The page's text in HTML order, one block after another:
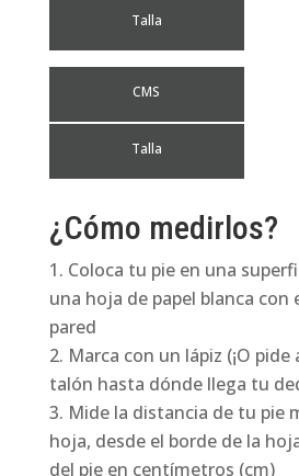
Talla
CMS
Talla
¿Cómo medirlos?
Coloca tu pie en una
una hoja de papel blanca
pared
Marca con un lápiz (¡O
talón hasta dónde llega tu
Mide la distancia de tu pie
hoja, desde el borde de la
del pie en centímetros (cm)